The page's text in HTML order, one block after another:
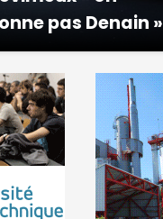
pas Denain »